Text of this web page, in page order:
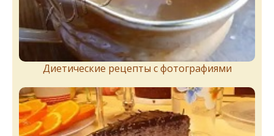
Диетические рецепты с фотографиями